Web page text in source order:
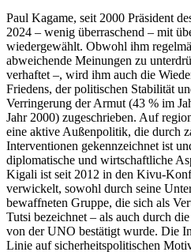
Paul Kagame, seit 2000 Präsident
2024 – wenig überraschend – mit
wiedergewählt. Obwohl ihm
abweichende Meinungen zu
verhaftet –, wird ihm auch die
Friedens, der politischen Stabilität
Verringerung der Armut (43 % im
Jahr 2000) zugeschrieben. Auf
eine aktive Außenpolitik, die durch
Interventionen gekennzeichnet ist
diplomatische und wirtschaftliche
Kigali ist seit 2012 in den Kivu-
verwickelt, sowohl durch seine
bewaffneten Gruppe, die sich als
Tutsi bezeichnet – als auch durch
von der UNO bestätigt wurde. Die
Linie auf sicherheitspolitischen